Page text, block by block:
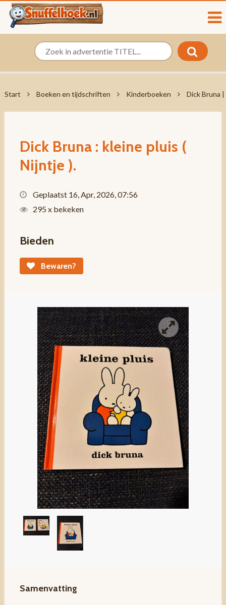
Start Boeken en tijdschriften Kinderboeken Dick Bruna
Dick Bruna : kleine pluis (
Nijntje ).
Geplaatst 16, Apr, 2026, 07:56
295 x bekeken
Bieden
Bewaren?
Samenvatting